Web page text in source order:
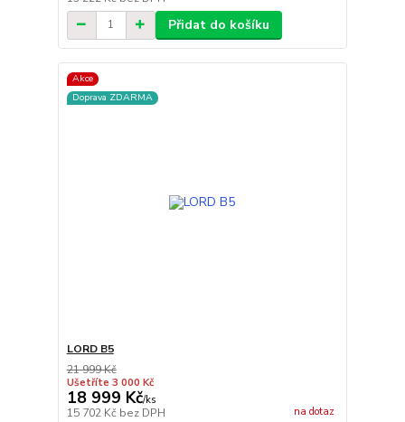
Přidat do košíku
Akce
Doprava ZDARMA
LORD B5
21 999 Kč
Ušetříte 3 000 Kč
18 999 Kč/ks
15 702 Kč bez DPH na dotaz